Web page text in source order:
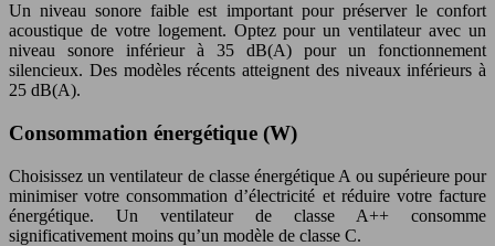
Un niveau sonore faible est important pour préserver le confort
acoustique de votre logement. Optez pour un ventilateur avec un
niveau sonore inférieur à 35 dB(A) pour un fonctionnement
silencieux. Des modèles récents atteignent des niveaux inférieurs à
25 dB(A).
Consommation énergétique (W)
Choisissez un ventilateur de classe énergétique A ou supérieure pour
minimiser votre consommation d’électricité et réduire votre facture
énergétique. Un ventilateur de classe A++ consomme
significativement moins qu’un modèle de classe C.